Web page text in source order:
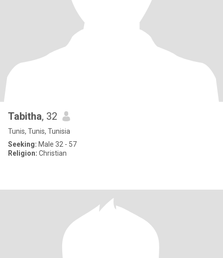
Tabitha, 32
Tunis, Tunis, Tunisia
Seeking: Male 32 - 57
Religion: Christian